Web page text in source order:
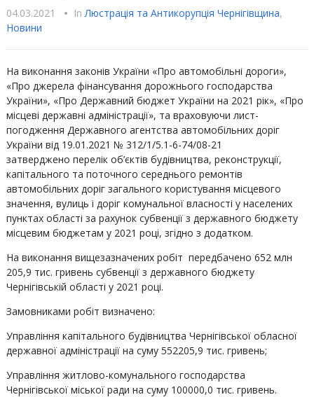
04.03.2021 • InЛюстрацiя та Антикорупцiя Чернігівщина,
Новини
На виконання законів України «Про автомобільні дороги»,
«Про джерела фінансування дорожнього господарства
України», «Про Державний бюджет України на 2021 рік», «Про
місцеві державні адміністрації», та враховуючи лист-
погодження Державного агентства автомобільних доріг
України від 19.01.2021 № 312/1/5.1-6-74/08-21
затверджено перелік об’єктів будівництва, реконструкції,
капітального та поточного середнього ремонтів
автомобільних доріг загального користування місцевого
значення, вулиць і доріг комунальної власності у населених
пунктах області за рахунок субвенції з державного бюджету
місцевим бюджетам у 2021 році, згідно з додатком.
На виконання вищезазначених робіт передбачено 652 млн
205,9 тис. гривень субвенції з державного бюджету
Чернігівській області у 2021 році.
Замовниками робіт визначено:
Управління капітального будівництва Чернігівської обласної
державної адміністрації на суму 552205,9 тис. гривень;
Управління житлово-комунального господарства
Чернігівської міської ради на суму 100000,0 тис. гривень.